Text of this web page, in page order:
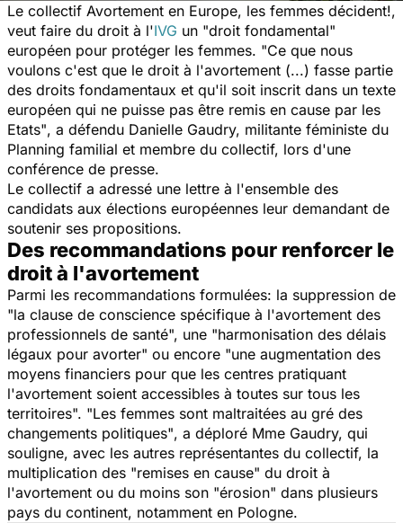
Le collectif Avortement en Europe, les femmes décident!,
veut faire du droit à l'IVG un "droit fondamental"
européen pour protéger les femmes. "Ce que nous
voulons c'est que le droit à l'avortement (...) fasse partie
des droits fondamentaux et qu'il soit inscrit dans un texte
européen qui ne puisse pas être remis en cause par les
Etats", a défendu Danielle Gaudry, militante féministe du
Planning familial et membre du collectif, lors d'une
conférence de presse.
Le collectif a adressé une lettre à l'ensemble des
candidats aux élections européennes leur demandant de
soutenir ses propositions.
Des recommandations pour renforcer le
droit à l'avortement
Parmi les recommandations formulées: la suppression de
"la clause de conscience spécifique à l'avortement des
professionnels de santé", une "harmonisation des délais
légaux pour avorter" ou encore "une augmentation des
moyens financiers pour que les centres pratiquant
l'avortement soient accessibles à toutes sur tous les
territoires". "Les femmes sont maltraitées au gré des
changements politiques", a déploré Mme Gaudry, qui
souligne, avec les autres représentantes du collectif, la
multiplication des "remises en cause" du droit à
l'avortement ou du moins son "érosion" dans plusieurs
pays du continent, notamment en Pologne.